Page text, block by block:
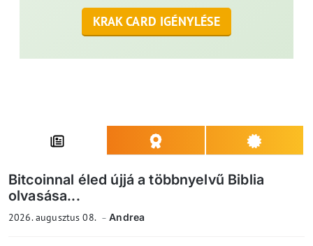
KRAK CARD IGÉNYLÉSE
Bitcoinnal éled újjá a többnyelvű Biblia
olvasása...
2026. augusztus 08. Andrea